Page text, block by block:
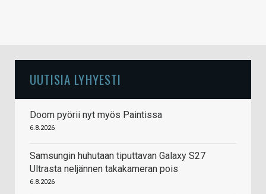
UUTISIA LYHYESTI
Doom pyörii nyt myös Paintissa
6.8.2026
Samsungin huhutaan tiputtavan Galaxy S27
Ultrasta neljännen takakameran pois
6.8.2026